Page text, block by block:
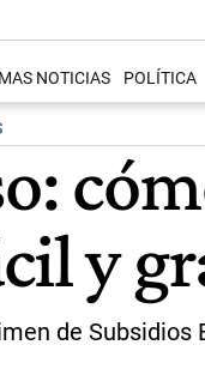
NOTICIAS POLÍTICA
y
de